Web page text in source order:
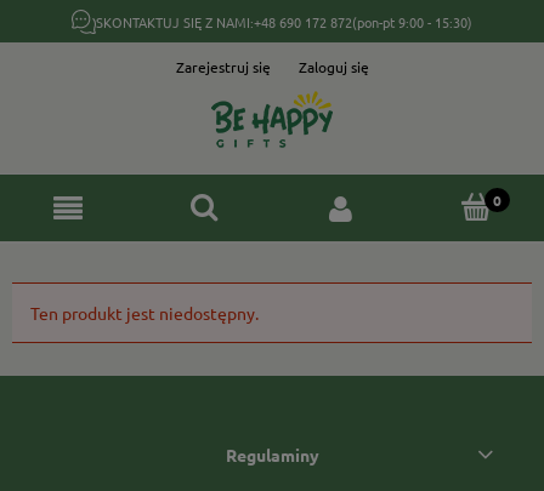
SKONTAKTUJ SIĘ Z NAMI:+48 690 172 872(pon-pt 9:00 - 15:30)
Zarejestruj się Zaloguj się
Ten produkt jest niedostępny.
Regulaminy